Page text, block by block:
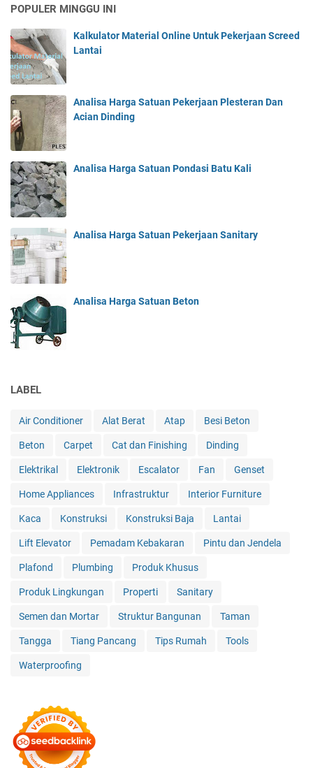
POPULER MINGGU INI
Kalkulator Material Online Untuk Pekerjaan Screed
Lantai
Analisa Harga Satuan Pekerjaan Plesteran Dan
Acian Dinding
Analisa Harga Satuan Pondasi Batu Kali
Analisa Harga Satuan Pekerjaan Sanitary
Analisa Harga Satuan Beton
LABEL
Air Conditioner Alat Berat Atap Besi Beton
Beton Carpet Cat dan Finishing Dinding
Elektrikal Elektronik Escalator Fan Genset
Home Appliances Infrastruktur Interior Furniture
Kaca Konstruksi Konstruksi Baja Lantai
Lift Elevator Pemadam Kebakaran Pintu dan Jendela
Plafond Plumbing Produk Khusus
Produk Lingkungan Properti Sanitary
Semen dan Mortar Struktur Bangunan Taman
Tangga Tiang Pancang Tips Rumah Tools
Waterproofing